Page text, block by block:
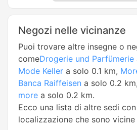
Negozi nelle vicinanze
Puoi trovare altre insegne o
comeDrogerie und Parfümerie
Mode Keller a solo 0.1 km,
Banca Raiffeisen a solo 0.2 km,
more a solo 0.2 km.
Ecco una lista di altre sedi
localizzazione che sono